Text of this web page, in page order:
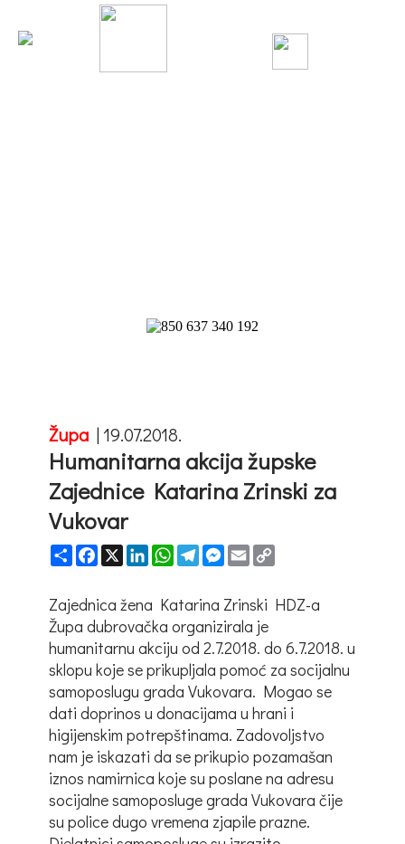
Župa | 19.07.2018.
Humanitarna akcija župske
Zajednice Katarina Zrinski za
Vukovar
ShareFacebook
X LinkedInWhatsApp
TelegramMessenger
Email
Zajednica žena Katarina Zrinski HDZ-a
Župa dubrovačka organizirala je
humanitarnu akciju od 2.7.2018. do 6.7.2018. u
sklopu koje se prikupljala pomoć za socijalnu
samoposlugu grada Vukovara. Mogao se
dati doprinos u donacijama u hrani i
higijenskim potrepštinama. Zadovoljstvo
nam je iskazati da se prikupio pozamašan
iznos namirnica koje su poslane na adresu
socijalne samoposluge grada Vukovara čije
su police dugo vremena zjapile prazne.